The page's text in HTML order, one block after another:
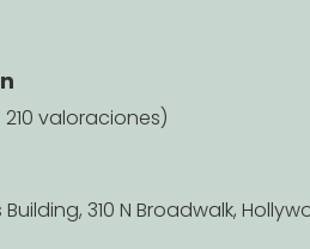
valoraciones)
310 N Broadwalk,